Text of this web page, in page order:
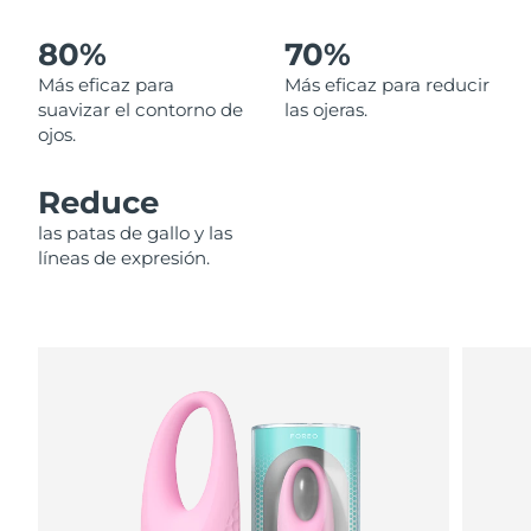
80%
Más eficaz para
suavizar el contorno de
ojos.
70%
Más eficaz para reducir
las ojeras.
Reduce
las patas de gallo y las
líneas de expresión.
Filipinas Entrega prevista
Polonia Entrega prevista
Puerto Rico
Catar
Entrega prevista
Arabia Saudí Entrega prevista